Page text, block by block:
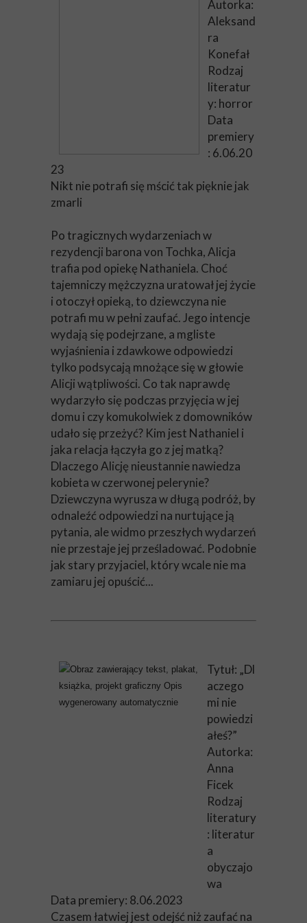
Autorka:
Aleksand
ra
Konefał
Rodzaj
literatur
y: horror
Data
premiery
: 6.06.20
23
Nikt nie potrafi się mścić tak pięknie jak
zmarli
Po tragicznych wydarzeniach w
rezydencji barona von Tochka, Alicja
trafia pod opiekę Nathaniela. Choć
tajemniczy mężczyzna uratował jej życie
i otoczył opieką, to dziewczyna nie
potrafi mu w pełni zaufać. Jego intencje
wydają się podejrzane, a mgliste
wyjaśnienia i zdawkowe odpowiedzi
tylko podsycają mnożące się w głowie
Alicji wątpliwości. Co tak naprawdę
wydarzyło się podczas przyjęcia w jej
domu i czy komukolwiek z domowników
udało się przeżyć? Kim jest Nathaniel i
jaka relacja łączyła go z jej matką?
Dlaczego Alicję nieustannie nawiedza
kobieta w czerwonej pelerynie?
Dziewczyna wyrusza w długą podróż, by
odnaleźć odpowiedzi na nurtujące ją
pytania, ale widmo przeszłych wydarzeń
nie przestaje jej prześladować. Podobnie
jak stary przyjaciel, który wcale nie ma
zamiaru jej opuścić...
Tytuł: „Dl
aczego
mi nie
powiedzi
ałeś?”
Autorka:
Anna
Ficek
Rodzaj
literatury
: literatur
a
obyczajo
wa
Data premiery: 8.06.2023
Czasem łatwiej jest odejść niż zaufać na